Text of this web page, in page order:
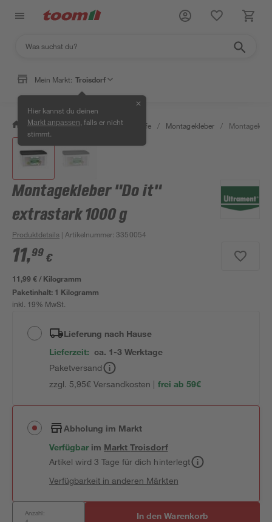
Mein Markt: Troisdorf
Hier kannst du deinen
Markt anpassen , falls er nicht
stimmt.
✕
/ Bauen & Renovieren / Klebstoffe / Montagekleber /
Montagekleber "Do it"
extrastark 1000 g
Produktdetails | Artikelnummer:3350054
11,99 €
11,99 € / Kilogramm
Paketinhalt: 1 Kilogramm
inkl. 19% MwSt.
Lieferung nach Hause
Lieferzeit: ca. 1-3 Werktage
Paketversand
zzgl. 5,95€ Versandkosten | frei ab 59€
Abholung im Markt
Verfügbar im MarktTroisdorf
Artikel wird 3 Tage für dich hinterlegt
Verfügbarkeit in anderen Märkten
Anzahl: In den Warenkorb